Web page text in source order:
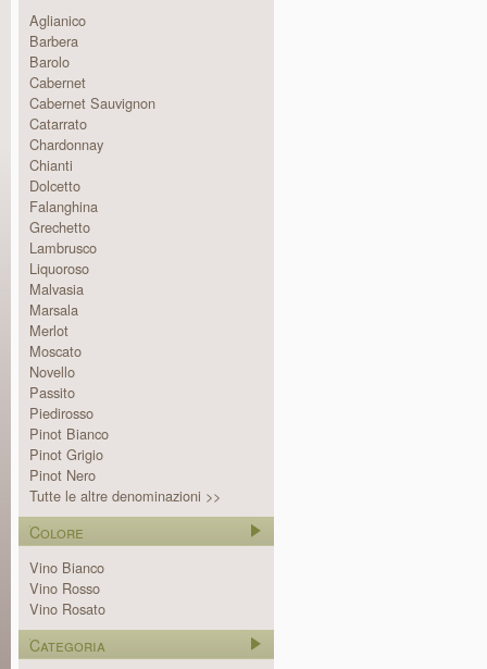
Aglianico
Barbera
Barolo
Cabernet
Cabernet Sauvignon
Catarrato
Chardonnay
Chianti
Dolcetto
Falanghina
Grechetto
Lambrusco
Liquoroso
Malvasia
Marsala
Merlot
Moscato
Novello
Passito
Piedirosso
Pinot Bianco
Pinot Grigio
Pinot Nero
Tutte le altre denominazioni >>
Colore
Vino Bianco
Vino Rosso
Vino Rosato
Categoria